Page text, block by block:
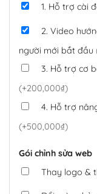
1. Hỗ trợ cài
2. Video
người mới bắt đầu
3. Hỗ trợ cơ
(+200,000₫)
4. Hỗ trợ
(+500,000₫)
Gói chỉnh sửa web
Thay logo &